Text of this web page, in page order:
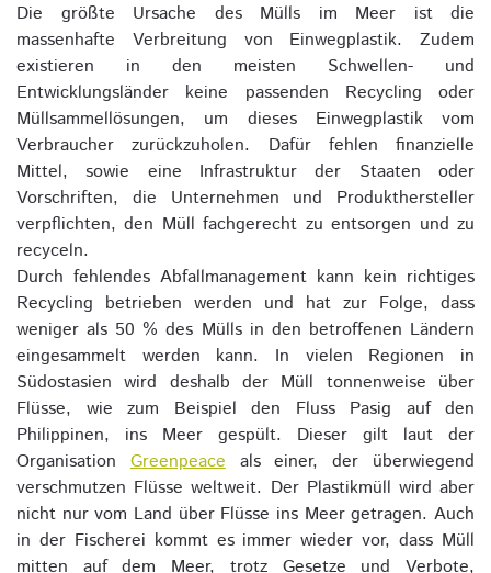
Die größte Ursache des Mülls im Meer ist die
massenhafte Verbreitung von Einwegplastik. Zudem
existieren in den meisten Schwellen- und
Entwicklungsländer keine passenden Recycling oder
Müllsammellösungen, um dieses Einwegplastik vom
Verbraucher zurückzuholen. Dafür fehlen finanzielle
Mittel, sowie eine Infrastruktur der Staaten oder
Vorschriften, die Unternehmen und Produkthersteller
verpflichten, den Müll fachgerecht zu entsorgen und zu
recyceln.
Durch fehlendes Abfallmanagement kann kein richtiges
Recycling betrieben werden und hat zur Folge, dass
weniger als 50 % des Mülls in den betroffenen Ländern
eingesammelt werden kann. In vielen Regionen in
Südostasien wird deshalb der Müll tonnenweise über
Flüsse, wie zum Beispiel den Fluss Pasig auf den
Philippinen, ins Meer gespült. Dieser gilt laut der
OrganisationGreenpeaceals einer, der überwiegend
verschmutzen Flüsse weltweit. Der Plastikmüll wird aber
nicht nur vom Land über Flüsse ins Meer getragen. Auch
in der Fischerei kommt es immer wieder vor, dass Müll
mitten auf dem Meer, trotz Gesetze und Verbote,